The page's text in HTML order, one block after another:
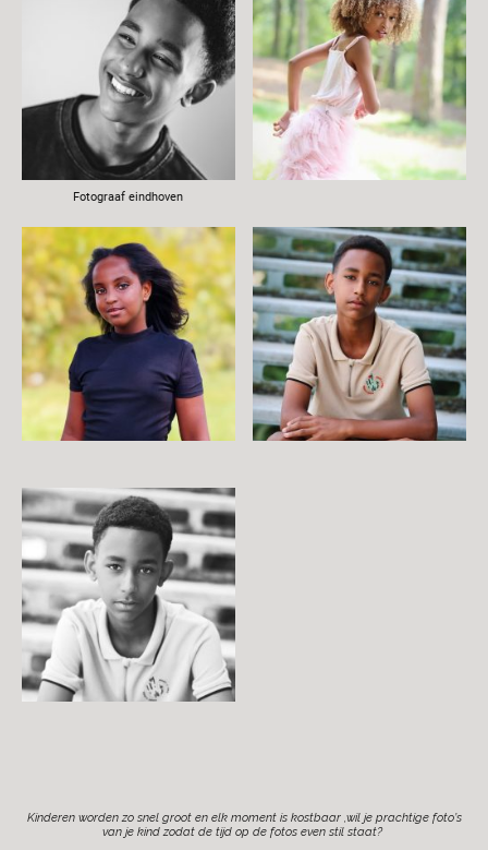
Fotograaf eindhoven
Kinderen worden zo snel groot en elk moment is kostbaar ,wil je prachtige foto’s
van je kind zodat de tijd op de fotos even stil staat?